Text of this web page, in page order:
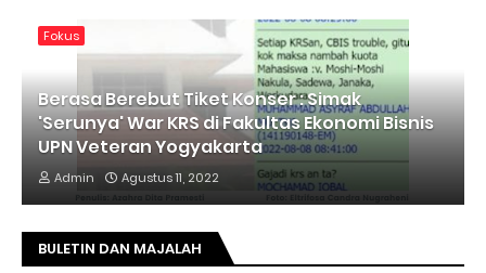
Fokus
Berasa Berebut Tiket Konser : Simak
'Serunya' War KRS di Fakultas Ekonomi Bisnis
UPN Veteran Yogyakarta
Admin Agustus 11, 2022
BULETIN DAN MAJALAH